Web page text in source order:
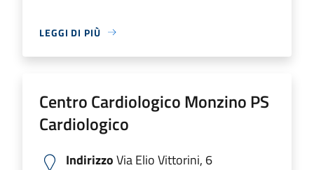
LEGGI DI PIÙ
Centro Cardiologico Monzino PS
Cardiologico
IndirizzoVia Elio Vittorini, 6